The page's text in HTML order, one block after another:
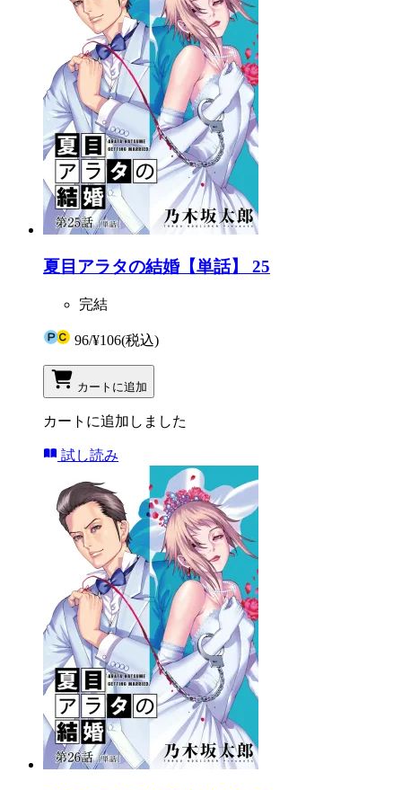
夏目アラタの結婚【単話】 25
完結
96/¥106(税込)
カートに追加
カートに追加しました
試し読み